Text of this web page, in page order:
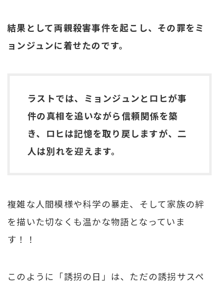
結果として両親殺害事件を起こし、その罪をミ
ョンジュンに着せたのです。
ラストでは、ミョンジュンとロヒが事
件の真相を追いながら信頼関係を築
き、ロヒは記憶を取り戻しますが、二
人は別れを迎えます。
複雑な人間模様や科学の暴走、そして家族の絆
を描いた切なくも温かな物語となっていま
す！！
このように「誘拐の日」は、ただの誘拐サスペ